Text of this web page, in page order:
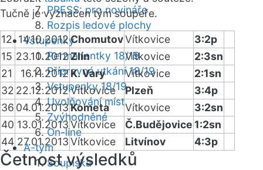
PRESS: pro novináře
Rozpis ledové plochy
Vstupenky
Permanentky 18/19
Přípravná utkání 18/19
Vstupenky 18/19
Uvolňování míst
Zvýhodněné
On-line
A-tým
Soupiska
Tučně je vyznačen tým soupeře.
12 14.10.2012ChomutovVítkovice
3:2p
15 23.10.2012Zlín Vítkovice
2:3sn
21
16.11.2012K. Vary Vítkovice
2:1sn
32 22.12.2012Vítkovice Plzeň
3:4p
36 04.01.2013Kometa Vítkovice
3:2sn
40 13.01.2013Vítkovice Č.Budějovice 1:2sn
44 27.01.2013Vítkovice Litvínov 4:3p
Četnost výsledků